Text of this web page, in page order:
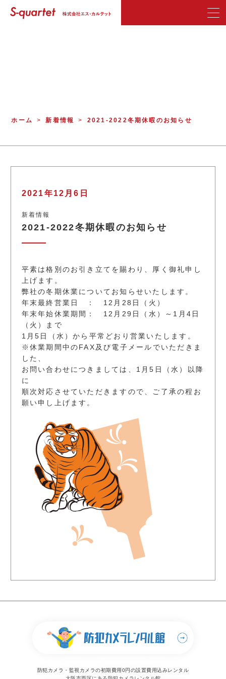
ホーム 新着情報 2021-2022冬期休暇のお知らせ
2021年12月6日
新着情報
2021-2022冬期休暇のお知らせ
平素は格別のお引き立てを賜わり、厚く御礼申し
上げます。
弊社の冬期休業についてお知らせいたします。
年末最終営業日 ： 12月28日（火）
年末年始休業期間： 12月29日（水）～1月4日
（火）まで
1月5日（水）から平常どおり営業いたします。
※休業期間中のFAX及び電子メールでいただきま
した、
お問い合わせにつきましては、1月5日（水）以降
に
順次対応させていただきますので、ご了承の程お
願い申し上げます。
防犯カメラ・監視カメラの初期費用0円の設置費用込みレンタル